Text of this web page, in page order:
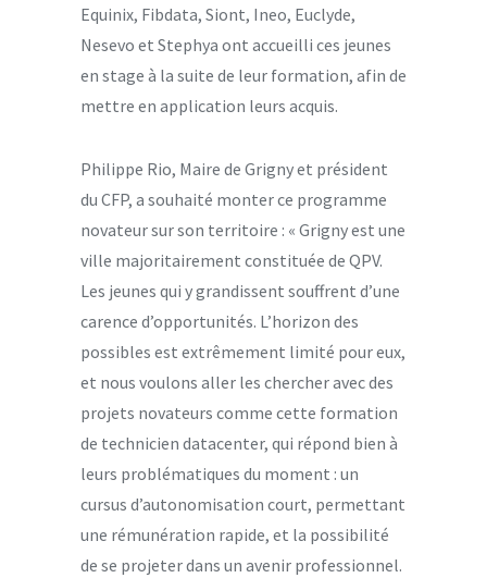
Equinix, Fibdata, Siont, Ineo, Euclyde,
Nesevo et Stephya ont accueilli ces jeunes
en stage à la suite de leur formation, afin de
mettre en application leurs acquis.
Philippe Rio, Maire de Grigny et président
du CFP, a souhaité monter ce programme
novateur sur son territoire : « Grigny est une
ville majoritairement constituée de QPV.
Les jeunes qui y grandissent souffrent d’une
carence d’opportunités. L’horizon des
possibles est extrêmement limité pour eux,
et nous voulons aller les chercher avec des
projets novateurs comme cette formation
de technicien datacenter, qui répond bien à
leurs problématiques du moment : un
cursus d’autonomisation court, permettant
une rémunération rapide, et la possibilité
de se projeter dans un avenir professionnel.